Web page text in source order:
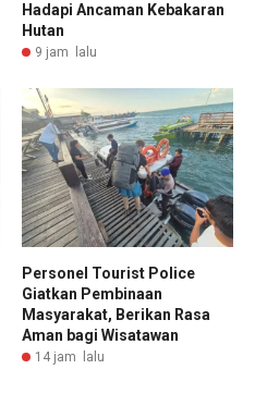
Hadapi Ancaman Kebakaran
Hutan
9 jam lalu
Personel Tourist Police
Giatkan Pembinaan
Masyarakat, Berikan Rasa
Aman bagi Wisatawan
14 jam lalu